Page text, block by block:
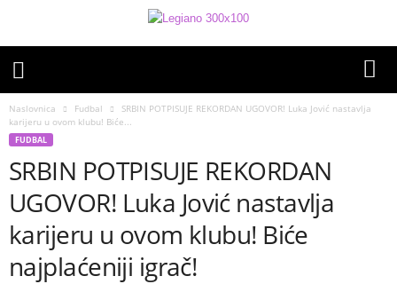
Naslovnica Fudbal
SRBIN POTPISUJE REKORDAN UGOVOR! Luka Jović nastavlja
karijeru u ovom klubu! Biće...
FUDBAL
SRBIN POTPISUJE REKORDAN
UGOVOR! Luka Jović nastavlja
karijeru u ovom klubu! Biće
najplaćeniji igrač!